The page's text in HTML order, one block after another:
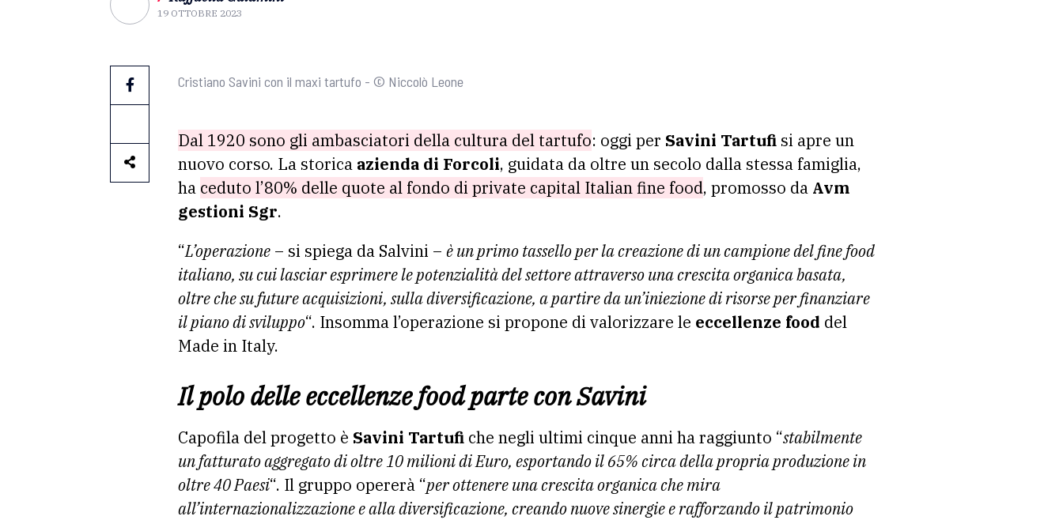
19 OTTOBRE 2023
Cristiano Savini con il maxi tartufo - © Niccolò Leone
Dal 1920 sono gli ambasciatori della cultura del tartufo: oggi per Savini Tartufi si apre un
nuovo corso. La storica azienda di Forcoli, guidata da oltre un secolo dalla stessa famiglia,
ha ceduto l’80% delle quote al fondo di private capital Italian fine food, promosso da Avm
gestioni Sgr.
“L’operazione – si spiega da Salvini – è un primo tassello per la creazione di un campione del fine food
italiano, su cui lasciar esprimere le potenzialità del settore attraverso una crescita organica basata,
oltre che su future acquisizioni, sulla diversificazione, a partire da un’iniezione di risorse per finanziare
il piano di sviluppo“. Insomma l’operazione si propone di valorizzare le eccellenze food del
Made in Italy.
Il polo delle eccellenze food parte con Savini
Capofila del progetto è Savini Tartufi che negli ultimi cinque anni ha raggiunto “stabilmente
un fatturato aggregato di oltre 10 milioni di Euro, esportando il 65% circa della propria produzione in
oltre 40 Paesi“. Il gruppo opererà “per ottenere una crescita organica che mira
all’internazionalizzazione e alla diversificazione, creando nuove sinergie e rafforzando il patrimonio